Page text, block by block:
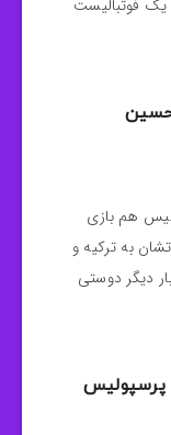
یک فوتبالیست
هم بازی
به ترکیه و
دیگر دوستی
پرسپولیس